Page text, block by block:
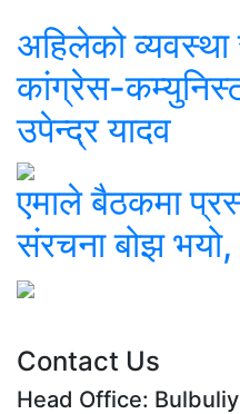
अहिलेको व्यवस्था
कांग्रेस-
उपेन्द्र यादव
एमाले बैठकमा
संरचना बोझ
Contact Us
Head Office: